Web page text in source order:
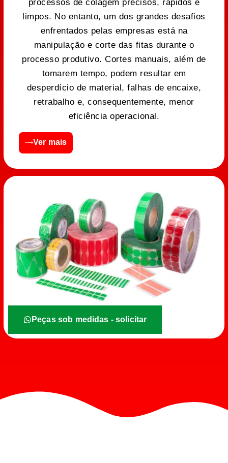
processos de colagem precisos, rápidos e
limpos. No entanto, um dos grandes desafios
enfrentados pelas empresas está na
manipulação e corte das fitas durante o
processo produtivo. Cortes manuais, além de
tomarem tempo, podem resultar em
desperdício de material, falhas de encaixe,
retrabalho e, consequentemente, menor
eficiência operacional.
Ver mais
Peças sob medidas - solicitar